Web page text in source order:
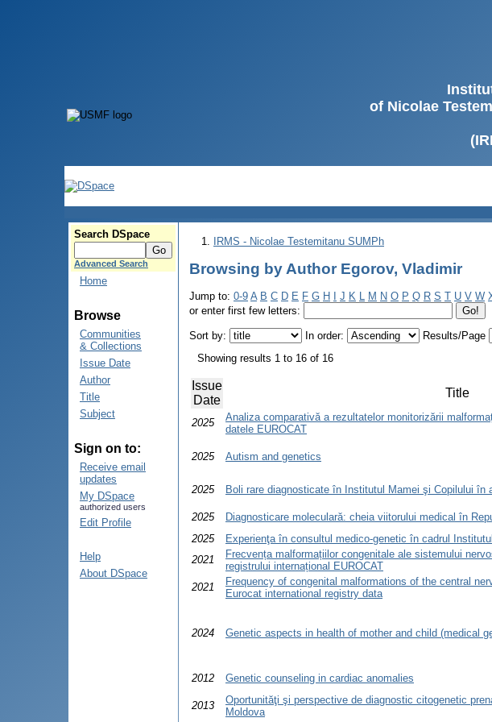
of Nicolae
Search DSpace
Advanced Search
Home
Browse
Communities
& Collections
Issue Date
Author
Title
Subject
Sign on to:
Receive email
updates
My DSpace
authorized users
Edit Profile
Help
About DSpace
IRMS - Nicolae Testemitanu SUMPh
Browsing by Author Egorov, Vladimir
Jump to: 0-9 A B C D E F G H J K L M N O P Q R S T U V W
or enter first few letters:
Sort by: In order: Results/Page
Showing results 1 to 16 of 16
Issue
Date
Title
2025
Analiza comparativă a rezultatelor monitorizării
datele EUROCAT
2025 Autism and genetics
2025
Boli rare diagnosticate în Institutul Mamei şi Copilului în
2025
Diagnosticare moleculară: cheia viitorului medical în
2025
Experienţa în consultul medico-genetic în cadrul
2021
Frecvența malformațiilor congenitale ale sistemului
registrului internațional EUROCAT
2021
Frequency of congenital malformations of the central
Eurocat international registry data
2024 Genetic aspects in health of mother and child (medical
2012
Genetic counseling in cardiac anomalies
2013
Oportunităţi şi perspective de diagnostic citogenetic
Moldova